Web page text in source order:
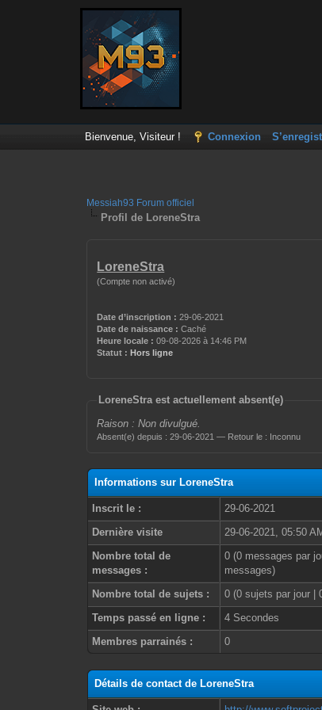
Bienvenue, Visiteur ! Connexion
Messiah93 Forum officiel
Profil de LoreneStra
LoreneStra
(Compte non activé)
Date d’inscription : 29-06-2021
Date de naissance : Caché
Heure locale : 09-08-2026 à 14:46 PM
Statut : Hors ligne
LoreneStra est actuellement absent(e)
Raison : Non divulgué.
Absent(e) depuis : 29-06-2021 — Retour le : Inconnu
Informations sur LoreneStra
Inscrit le :
29-06-2021
Dernière visite
29-06-2021, 05:50
Nombre total de
messages :
0 (0 messages par
messages)
Nombre total de sujets :
0 (0 sujets par jour |
Temps passé en ligne :
4 Secondes
Membres parrainés :
0
Détails de contact de LoreneStra